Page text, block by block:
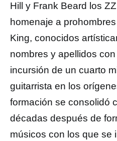
Hill y Frank Beard los
homenaje a
King, conocidos
nombres y apellidos
incursión de un cuarto
guitarrista en los
formación se consolidó
décadas después de
músicos con los que se